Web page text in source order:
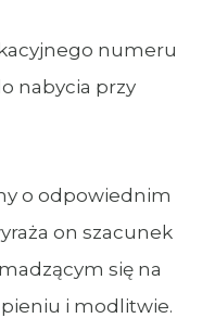
numeru
nabycia przy
o odpowiednim
on szacunek
się na
i modlitwie.